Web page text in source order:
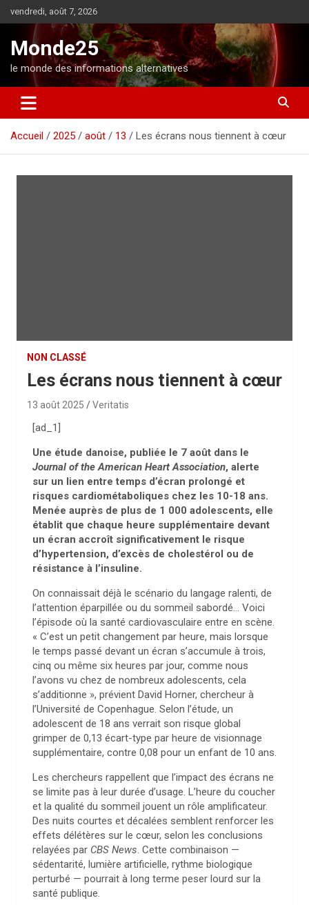
l
o
t
vendredi, août 7, 2026
Monde25
le monde des informations alternatives
Accueil 2025 août 13 Les écrans nous tiennent à cœur
NON CLASSÉ
Les écrans nous tiennent à cœur
13 août 2025 Veritatis
[ad_1]
Une étude danoise, publiée le 7 août dans le
Journal of the American Heart Association, alerte
sur un lien entre temps d’écran prolongé et
risques cardiométaboliques chez les 10-18 ans.
Menée auprès de plus de 1 000 adolescents, elle
établit que chaque heure supplémentaire devant
un écran accroît significativement le risque
d’hypertension, d’excès de cholestérol ou de
résistance à l’insuline.
On connaissait déjà le scénario du langage ralenti, de
l’attention éparpillée ou du sommeil sabordé… Voici
l’épisode où la santé cardiovasculaire entre en scène.
« C’est un petit changement par heure, mais lorsque
le temps passé devant un écran s’accumule à trois,
cinq ou même six heures par jour, comme nous
l’avons vu chez de nombreux adolescents, cela
s’additionne », prévient David Horner, chercheur à
l’Université de Copenhague. Selon l’étude, un
adolescent de 18 ans verrait son risque global
grimper de 0,13 écart-type par heure de visionnage
supplémentaire, contre 0,08 pour un enfant de 10 ans.
Les chercheurs rappellent que l’impact des écrans ne
se limite pas à leur durée d’usage. L’heure du coucher
et la qualité du sommeil jouent un rôle amplificateur.
Des nuits courtes et décalées semblent renforcer les
effets délétères sur le cœur, selon les conclusions
relayées par CBS News. Cette combinaison —
sédentarité, lumière artificielle, rythme biologique
perturbé — pourrait à long terme peser lourd sur la
santé publique.